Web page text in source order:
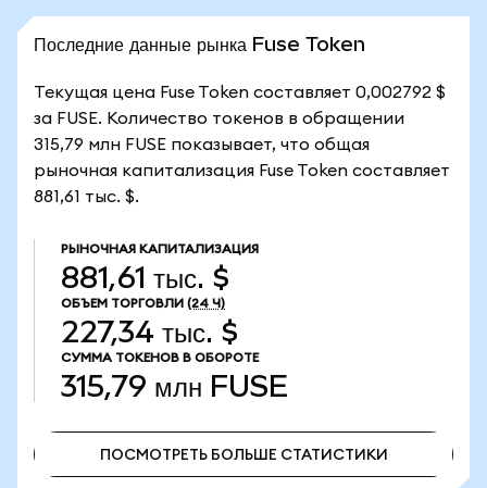
Последние данные рынка Fuse Token
Текущая цена Fuse Token составляет 0,002792 $
за FUSE. Количество токенов в обращении
315,79 млн FUSE показывает, что общая
рыночная капитализация Fuse Token составляет
881,61 тыс. $.
РЫНОЧНАЯ КАПИТАЛИЗАЦИЯ
881,61 тыс. $
ОБЪЕМ ТОРГОВЛИ (24 Ч)
227,34 тыс. $
СУММА ТОКЕНОВ В ОБОРОТЕ
315,79 млн FUSE
ПОСМОТРЕТЬ БОЛЬШЕ СТАТИСТИКИ